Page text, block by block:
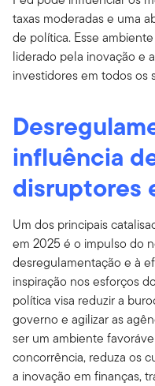
taxas moderadas e uma
de política. Esse
liderado pela inovação e
investidores em todos os
influência
disruptores
Um dos principais
em 2025 é o impulso do
desregulamentação e à
inspiração nos esforços
política visa reduzir a
governo e agilizar as
ser um ambiente
concorrência, reduza os
a inovação em finanças,